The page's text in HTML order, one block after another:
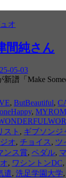
オ
間純さん
05-03
譜「Make
, ButBeautiful,
,
スト , ギブソンジ
オ, チョイス , ツ
ンス賞, ペダル,
, ワシントンDC,
遣, 洗足学園大学,